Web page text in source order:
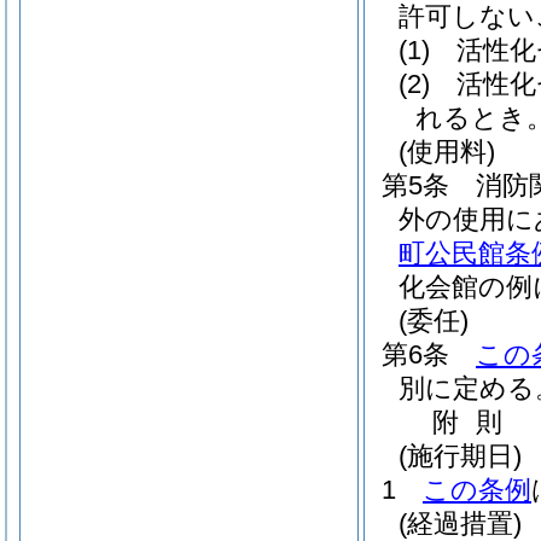
許可しな
(1)
活性
(2)
活性
れるとき
(使用料)
第5条
消防
外の使用
町公民館条
化会館の
(委任)
第6条
この
別に定める
附 則
(施行期日)
1
この条例
(経過措置)